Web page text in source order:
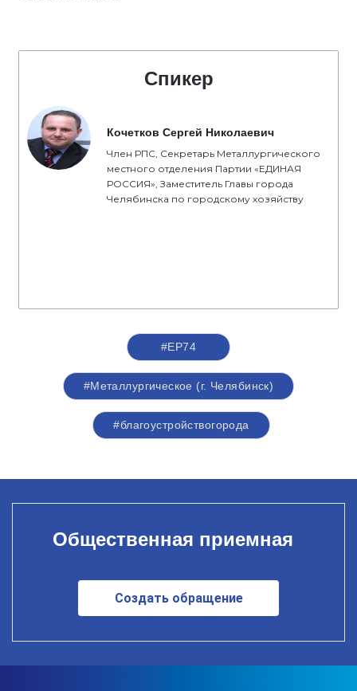
Спикер
Кочетков Сергей Николаевич
Член РПС, Секретарь Металлургического
местного отделения Партии «ЕДИНАЯ
РОССИЯ», Заместитель Главы города
Челябинска по городскому хозяйству
#ЕР74
#Металлургическое (г. Челябинск)
#благоустройствогорода
Общественная приемная
Создать обращение